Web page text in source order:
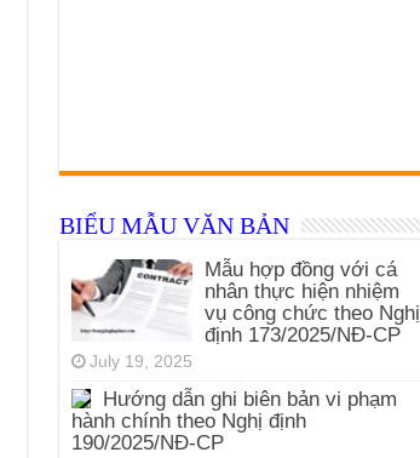
BIỂU MẪU VĂN BẢN
Mẫu hợp đồng với cá
nhân thực hiện nhiệm
vụ công chức theo Nghị
định 173/2025/NĐ-CP
July 19, 2025
Hướng dẫn ghi biên bản vi phạm
hành chính theo Nghị định
190/2025/NĐ-CP